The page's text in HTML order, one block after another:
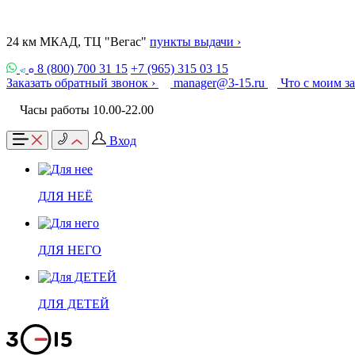
24 км МКАД, ТЦ "Вегас" пункты выдачи ›
8 (800) 700 31 15 +7 (965) 315 03 15
Заказать обратный звонок ›
manager@3-15.ru
Что с моим
Часы работы 10.00-22.00
Вход
ДЛЯ НЕЁ
ДЛЯ НЕГО
ДЛЯ ДЕТЕЙ